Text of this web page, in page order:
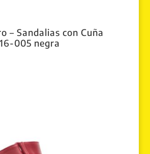
– Sandalias con Cuña
005 negra